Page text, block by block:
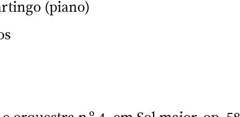
(piano)